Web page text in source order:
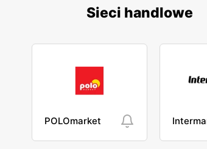
Sieci handlowe
POLOmarket